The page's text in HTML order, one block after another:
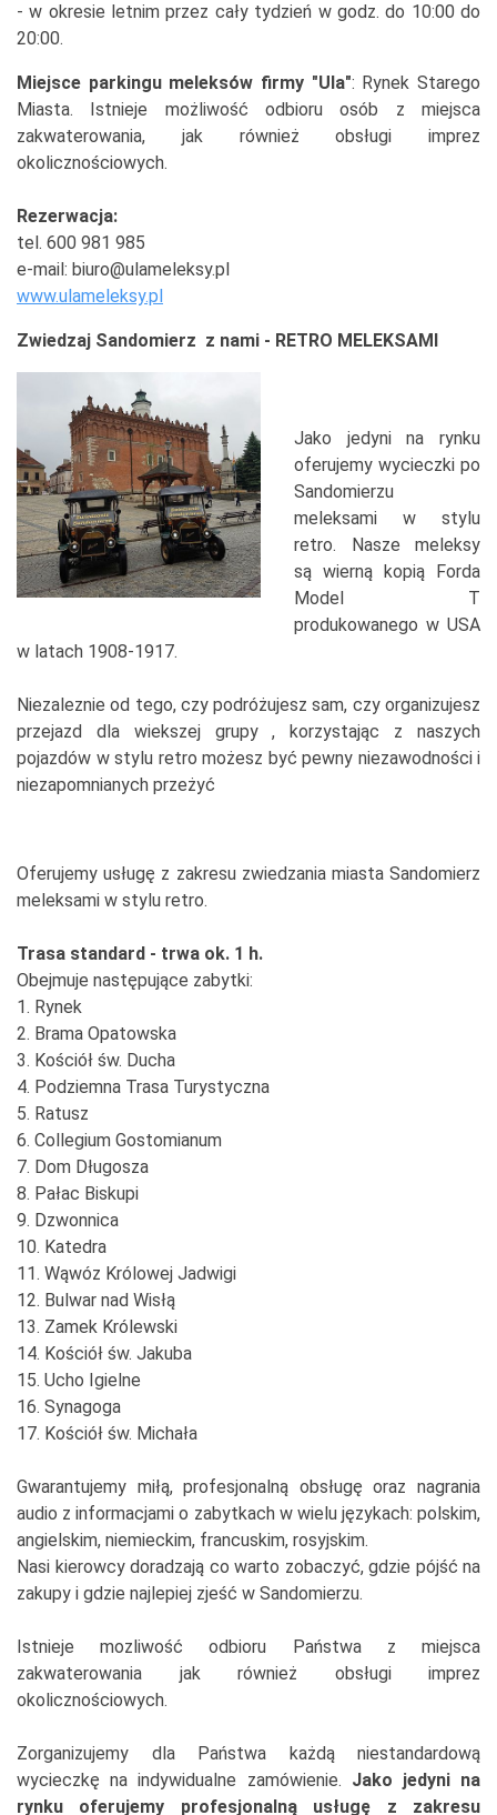
- w okresie letnim przez cały tydzień w godz. do 10:00 do
20:00.
Miejsce parkingu meleksów firmy "Ula": Rynek Starego
Miasta. Istnieje możliwość odbioru osób z miejsca
zakwaterowania, jak również obsługi imprez
okolicznościowych.
Rezerwacja:
tel. 600 981 985
e-mail: biuro@ulameleksy.pl
www.ulameleksy.pl
Zwiedzaj Sandomierz z nami - RETRO MELEKSAMI
Jako jedyni na rynku
oferujemy wycieczki po
Sandomierzu
meleksami w stylu
retro. Nasze meleksy
są wierną kopią Forda
Model T
produkowanego w USA
w latach 1908-1917.
Niezaleznie od tego, czy podróżujesz sam, czy organizujesz
przejazd dla wiekszej grupy , korzystając z naszych
pojazdów w stylu retro możesz być pewny niezawodności i
niezapomnianych przeżyć
Oferujemy usługę z zakresu zwiedzania miasta Sandomierz
meleksami w stylu retro.
Trasa standard - trwa ok. 1 h.
Obejmuje następujące zabytki:
1. Rynek
2. Brama Opatowska
3. Kościół św. Ducha
4. Podziemna Trasa Turystyczna
5. Ratusz
6. Collegium Gostomianum
7. Dom Długosza
8. Pałac Biskupi
9. Dzwonnica
10. Katedra
11. Wąwóz Królowej Jadwigi
12. Bulwar nad Wisłą
13. Zamek Królewski
14. Kościół św. Jakuba
15. Ucho Igielne
16. Synagoga
17. Kościół św. Michała
Gwarantujemy miłą, profesjonalną obsługę oraz nagrania
audio z informacjami o zabytkach w wielu językach: polskim,
angielskim, niemieckim, francuskim, rosyjskim.
Nasi kierowcy doradzają co warto zobaczyć, gdzie pójść na
zakupy i gdzie najlepiej zjeść w Sandomierzu.
Istnieje mozliwość odbioru Państwa z miejsca
zakwaterowania jak również obsługi imprez
okolicznościowych.
Zorganizujemy dla Państwa każdą niestandardową
wycieczkę na indywidualne zamówienie. Jako jedyni na
rynku oferujemy profesjonalną usługę z zakresu